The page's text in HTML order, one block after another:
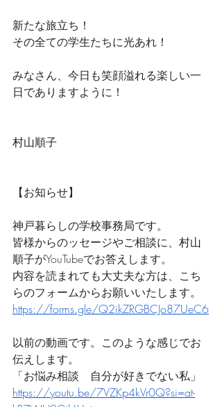
新たな旅立ち！
その全ての学生たちに光あれ！
みなさん、今日も笑顔溢れる楽しい一
日でありますように！
村山順子
【お知らせ】
神戸暮らしの学校事務局です。
皆様からのッセージやご相談に、村山
順子がYouTubeでお答えします。
内容を読まれても大丈夫な方は、こち
らのフォームからお願いいたします。
https://forms.gle/Q2ikZRGBCJo87UeC6
以前の動画です。このような感じでお
伝えします。
「お悩み相談　自分が好きでない私」
https://youtu.be/7VZKp4kVr0Q?si=at-